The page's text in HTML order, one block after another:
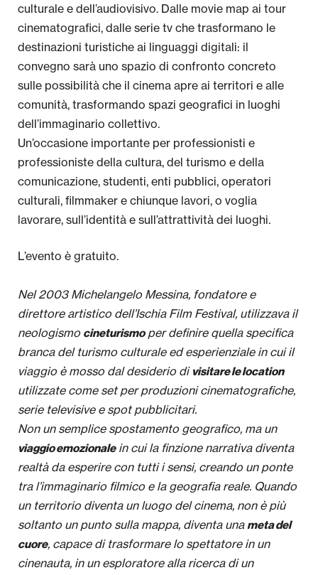
culturale e dell’audiovisivo. Dalle movie map ai tour
cinematografici, dalle serie tv che trasformano le
destinazioni turistiche ai linguaggi digitali: il
convegno sarà uno spazio di confronto concreto
sulle possibilità che il cinema apre ai territori e alle
comunità, trasformando spazi geografici in luoghi
dell’immaginario collettivo.
Un’occasione importante per professionisti e
professioniste della cultura, del turismo e della
comunicazione, studenti, enti pubblici, operatori
culturali, filmmaker e chiunque lavori, o voglia
lavorare, sull’identità e sull’attrattività dei luoghi.
L’evento è gratuito.
Nel 2003 Michelangelo Messina, fondatore e
direttore artistico dell’Ischia Film Festival, utilizzava il
neologismo cineturismoper definire quella specifica
branca del turismo culturale ed esperienziale in cui il
viaggio è mosso dal desiderio di visitare le location
utilizzate come set per produzioni cinematografiche,
serie televisive e spot pubblicitari.
Non un semplice spostamento geografico, ma un
viaggio emozionalein cui la finzione narrativa diventa
realtà da esperire con tutti i sensi, creando un ponte
tra l’immaginario filmico e la geografia reale. Quando
un territorio diventa un luogo del cinema, non è più
soltanto un punto sulla mappa, diventa unameta del
cuore, capace di trasformare lo spettatore in un
cinenauta, in un esploratore alla ricerca di un